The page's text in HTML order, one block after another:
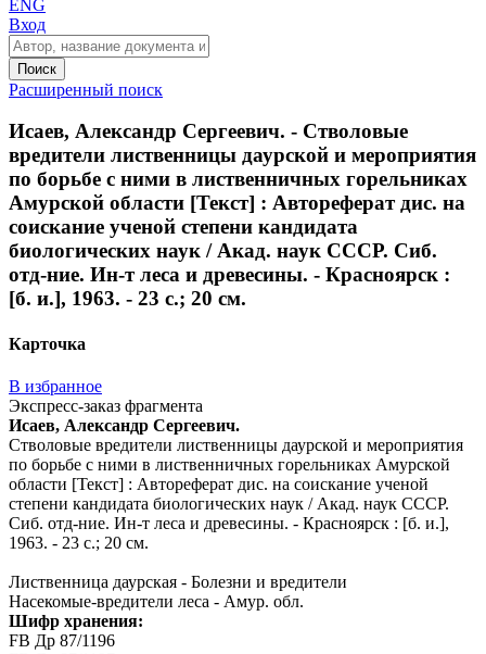
ENG
Вход
Поиск
Расширенный поиск
Исаев, Александр Сергеевич. - Стволовые
вредители лиственницы даурской и мероприятия
по борьбе с ними в лиственничных горельниках
Амурской области [Текст] : Автореферат дис. на
соискание ученой степени кандидата
биологических наук / Акад. наук СССР. Сиб.
отд-ние. Ин-т леса и древесины. - Красноярск :
[б. и.], 1963. - 23 с.; 20 см.
Карточка
В избранное
Экспресс-заказ фрагмента
Исаев, Александр Сергеевич.
Стволовые вредители лиственницы даурской и мероприятия
по борьбе с ними в лиственничных горельниках Амурской
области [Текст] : Автореферат дис. на соискание ученой
степени кандидата биологических наук / Акад. наук СССР.
Сиб. отд-ние. Ин-т леса и древесины. - Красноярск : [б. и.],
1963. - 23 с.; 20 см.
Лиственница даурская - Болезни и вредители
Насекомые-вредители леса - Амур. обл.
Шифр хранения:
FB Др 87/1196